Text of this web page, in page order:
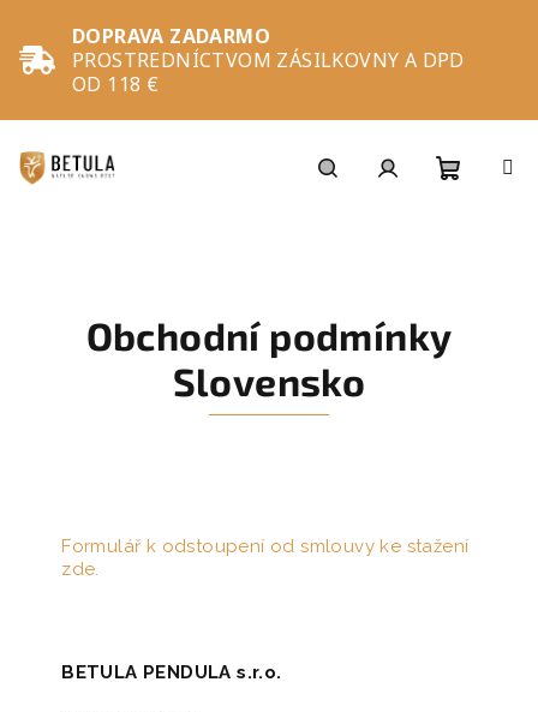
obsah
DOPRAVA ZADARMO
PROSTREDNÍCTVOM ZÁSILKOVNY A DPD
OD 118 €
Obchodní podmínky
Slovensko
Formulář k odstoupení od smlouvy ke stažení
zde.
BETULA PENDULA s.r.o.